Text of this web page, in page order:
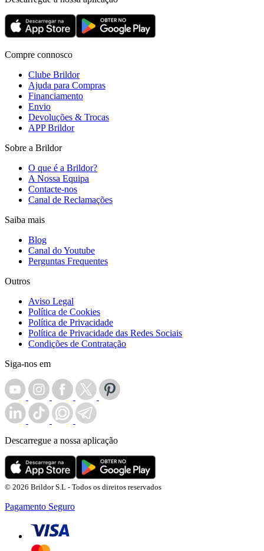
Compre connosco
Clube Brildor
Ajuda para Compras
Financiamento
Envio
Devoluções & Trocas
APP Brildor
Sobre a Brildor
O que é a Brildor?
A Nossa Equipa
Contacte-nos
Canal de Reclamações
Saiba mais
Blog
Canal do Youtube
Perguntas Frequentes
Outros
Aviso Legal
Política de Cookies
Política de Privacidade
Política de Privacidade das Redes Sociais
Condições de Contratação
Siga-nos em
Descarregue a nossa aplicação
© 2026 Brildor S.L - Todos os direitos reservados
Pagamento Seguro